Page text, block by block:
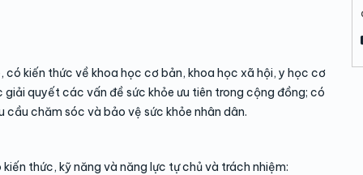
kiến thức về khoa học cơ bản, khoa học xã hội, y học cơ
quyết các vấn đề sức khỏe ưu tiên trong cộng đồng; có
cầu chăm sóc và bảo vệ sức khỏe nhân dân.
thức, kỹ năng và năng lực tự chủ và trách nhiệm: